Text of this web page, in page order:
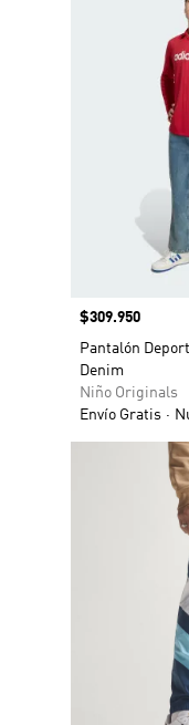
Precio
$309.950
Pantalón
Denim
Niño Originals
Envío Gratis